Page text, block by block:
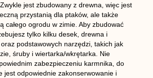
jest zbudowany z drewna, więc jest
przystanią dla ptaków, ale także
całego ogrodu w zimie. Aby zbudować
tylko kilku desek, drewna i
podstawowych narzędzi, takich jak
śruby i wiertarka/wkrętarka. Nie
zabezpieczeniu karmnika, do
jest odpowiednie zakonserwowanie i